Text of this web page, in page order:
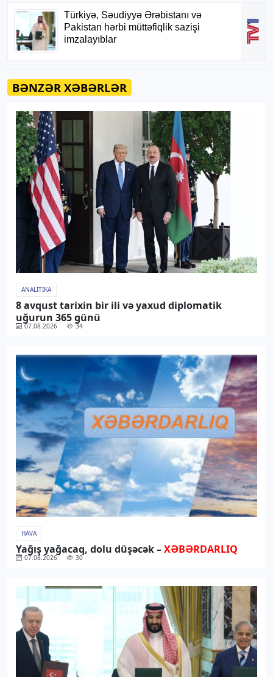
BƏNZƏR XƏBƏRLƏR
ANALITIKA
8 avqust tarixin bir ili və yaxud diplomatik
uğurun 365 günü
07.08.2026 34
HAVA
Yağış yağacaq, dolu düşəcək –XƏBƏRDARLIQ
07.08.2026 30